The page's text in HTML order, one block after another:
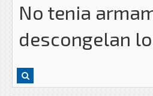
No tenia
descongelan